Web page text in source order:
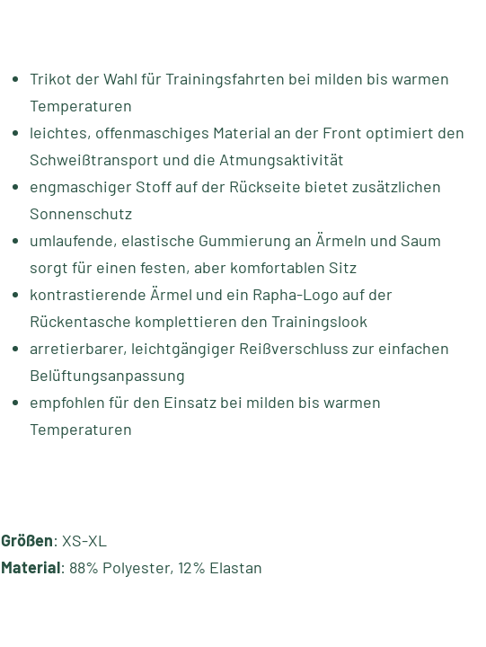
Trikot der Wahl für Trainingsfahrten bei milden bis warmen
Temperaturen
leichtes, offenmaschiges Material an der Front optimiert den
Schweißtransport und die Atmungsaktivität
engmaschiger Stoff auf der Rückseite bietet zusätzlichen
Sonnenschutz
umlaufende, elastische Gummierung an Ärmeln und Saum
sorgt für einen festen, aber komfortablen Sitz
kontrastierende Ärmel und ein Rapha-Logo auf der
Rückentasche komplettieren den Trainingslook
arretierbarer, leichtgängiger Reißverschluss zur einfachen
Belüftungsanpassung
empfohlen für den Einsatz bei milden bis warmen
Temperaturen
Größen: XS-XL
Material: 88% Polyester, 12% Elastan